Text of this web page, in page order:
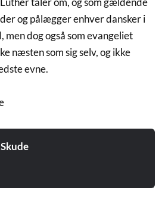
og pålægger enhver dansker i
men dog også som evangeliet
næsten som sig selv, og ikke
evne.